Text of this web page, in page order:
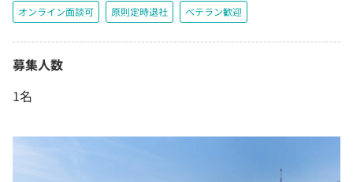
オンライン面談可 原則定時退社 ベテラン歓迎
募集人数
1名